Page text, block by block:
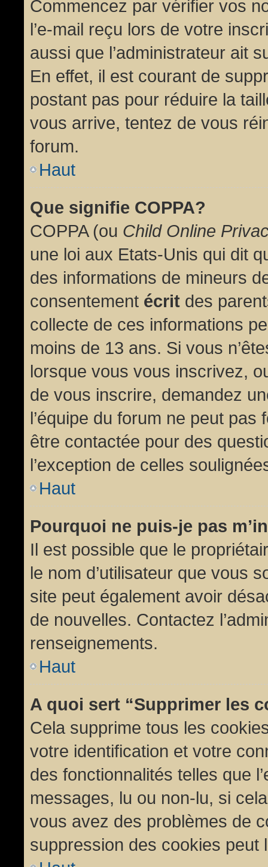
Commencez par vérifier vos
l’e-mail reçu lors de votre
aussi que l’administrateur ait
En effet, il est courant de
postant pas pour réduire la
vous arrive, tentez de vous
forum.
Haut
Que signifie COPPA?
COPPA (ou Child Online
une loi aux Etats-Unis qui dit
des informations de mineurs
consentement écrit des
collecte de ces informations
moins de 13 ans. Si vous
lorsque vous vous inscrivez,
de vous inscrire, demandez
l’équipe du forum ne peut
être contactée pour des
l’exception de celles
Haut
Pourquoi ne puis-je pas
Il est possible que le
le nom d’utilisateur que vous
site peut également avoir
de nouvelles. Contactez
renseignements.
Haut
A quoi sert “Supprimer les
Cela supprime tous les
votre identification et votre
des fonctionnalités telles que
messages, lu ou non-lu, si
vous avez des problèmes de
suppression des cookies peut